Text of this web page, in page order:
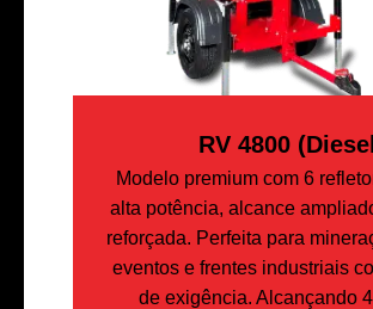
RV 4800
Modelo premium com 6
alta potência, alcance
reforçada. Perfeita para
eventos e frentes industriais
de exigência. Alcançando